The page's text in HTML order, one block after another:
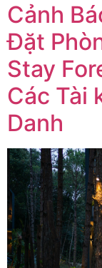
Cảnh
Đặt
Stay
Các Tài
Danh